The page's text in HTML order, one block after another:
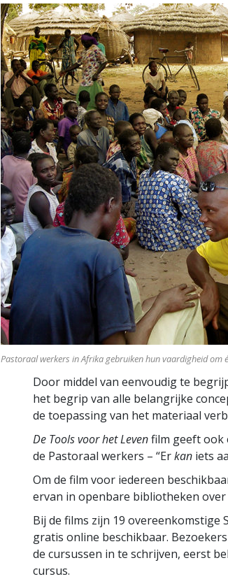
Pastoraal werkers in Afrika gebruiken hun vaardigheid om
Door middel van eenvoudig te
het begrip van alle belangrijke
de toepassing van het materiaal
De Tools voor het Levenfilm geeft ook
de Pastoraal werkers – “Erkan iets
Om de film voor iedereen
ervan in openbare bibliotheken
Bij de films zijn 19 overeenkomstige
gratis online beschikbaar.
de cursussen in te schrijven, eerst
cursus.